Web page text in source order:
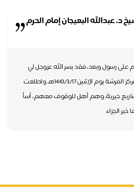
البعيجان إمام الحرم
رسول وبعد، فقد يسر الله عزوجل لي
زيارة جمعية البر الأهلية بمركز الفرشة يوم الاثنين 1443/3/17هـ واطلعت
خيرية، وهم أهل للوقوف معهم، أسأ